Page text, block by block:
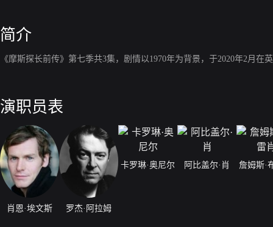
简介
《摩斯探长前传》第七季共3集，剧情以1970年为背景，于2020年2月在
演职员表
肖恩·埃文斯 罗杰·阿拉姆
卡罗琳·奥尼尔 阿比盖尔·肖 詹姆斯·